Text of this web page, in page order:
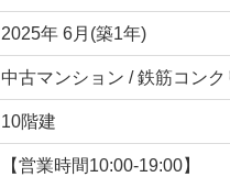
2025年 6月(築1年)
中古マンション / 鉄筋コンク
10階建
【営業時間10:00-19:00】